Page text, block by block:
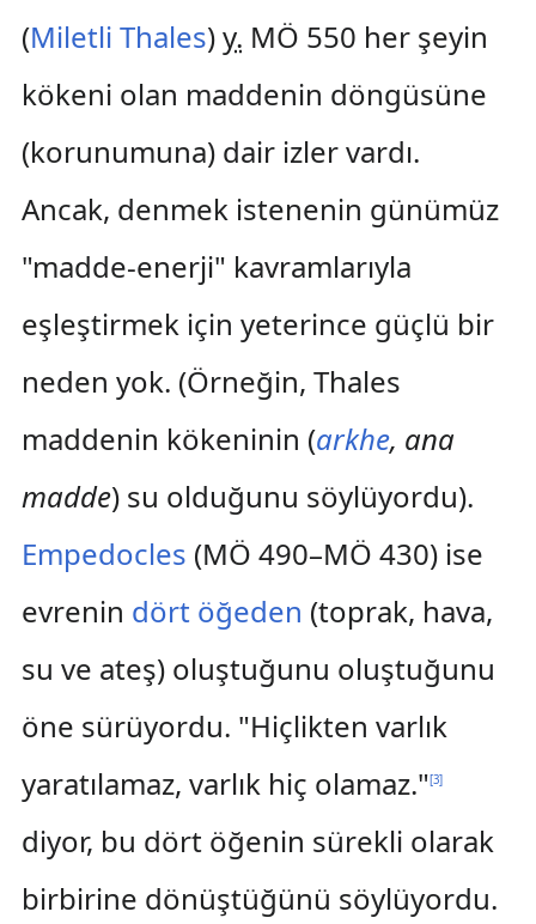
(Miletli Thales)y. MÖ 550 her şeyin
kökeni olan maddenin döngüsüne
(korunumuna) dair izler vardı.
Ancak, denmek istenenin günümüz
"madde-enerji" kavramlarıyla
eşleştirmek için yeterince güçlü bir
neden yok. (Örneğin, Thales
maddenin kökeninin (arkhe, ana
madde) su olduğunu söylüyordu).
Empedocles (MÖ 490–MÖ 430) ise
evrenin dört öğeden (toprak, hava,
su ve ateş) oluştuğunu oluştuğunu
öne sürüyordu. "Hiçlikten varlık
yaratılamaz, varlık hiç olamaz."[3]
diyor, bu dört öğenin sürekli olarak
birbirine dönüştüğünü söylüyordu.